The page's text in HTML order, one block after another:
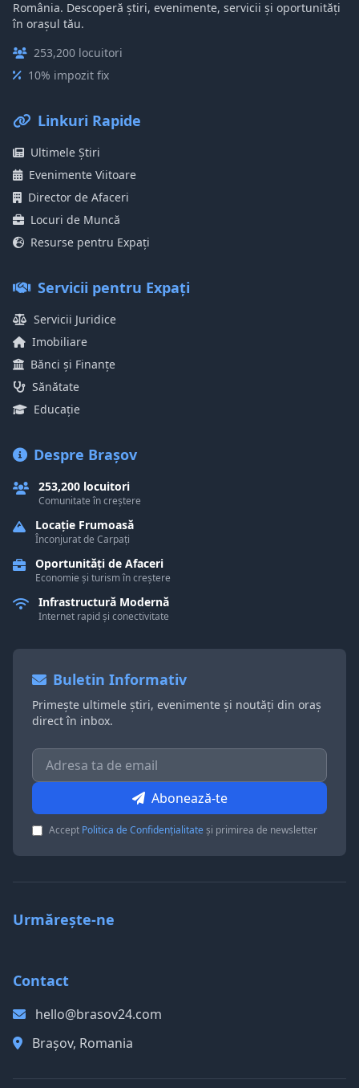
România. Descoperă știri, evenimente, servicii și oportunități
în orașul tău.
253,200 locuitori
10% impozit fix
Linkuri Rapide
Ultimele Știri
Evenimente Viitoare
Director de Afaceri
Locuri de Muncă
Resurse pentru Expați
Servicii pentru Expați
Servicii Juridice
Imobiliare
Bănci și Finanțe
Sănătate
Educație
Despre Brașov
253,200 locuitori
Comunitate în creștere
Locație Frumoasă
Înconjurat de Carpați
Oportunități de Afaceri
Economie și turism în creștere
Infrastructură Modernă
Internet rapid și conectivitate
Buletin Informativ
Primește ultimele știri, evenimente și noutăți din oraș
direct în inbox.
Abonează-te
Accept Politica de Confidențialitateși primirea de newsletter
Urmărește-ne
Contact
hello@brasov24.com
Brașov, Romania